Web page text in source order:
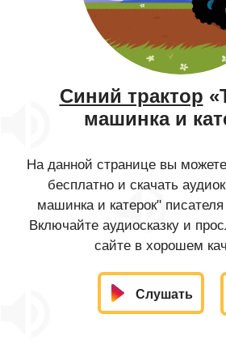
Синий трактор
машинка и
На данной странице вы
бесплатно и скачать
машинка и катерок"
Включайте аудиосказку и
сайте в хорошем
Слушать